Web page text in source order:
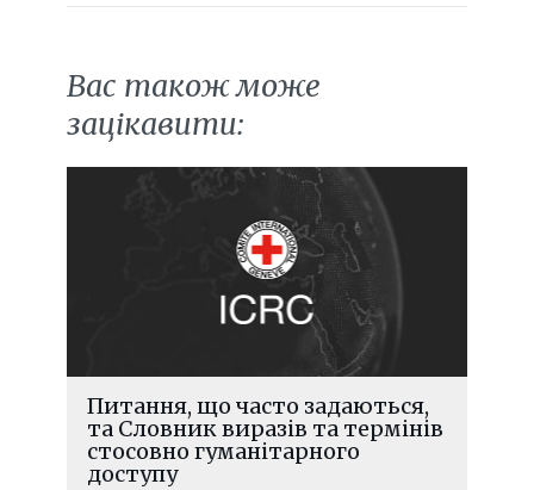
Вас також може
зацікавити:
Питання, що часто задаються,
та Словник виразів та термінів
стосовно гуманітарного
доступу